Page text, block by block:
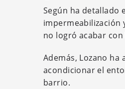
Según ha detallado
impermeabilización
no logró acabar
Además, Lozano ha
acondicionar el
barrio.